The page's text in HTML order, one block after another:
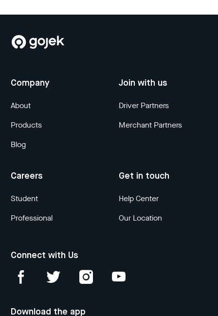
Company
About
Products
Blog
Join with us
Driver Partners
Merchant Partners
Careers
Student
Professional
Get in touch
Help Center
Our Location
Connect with Us
Download the app